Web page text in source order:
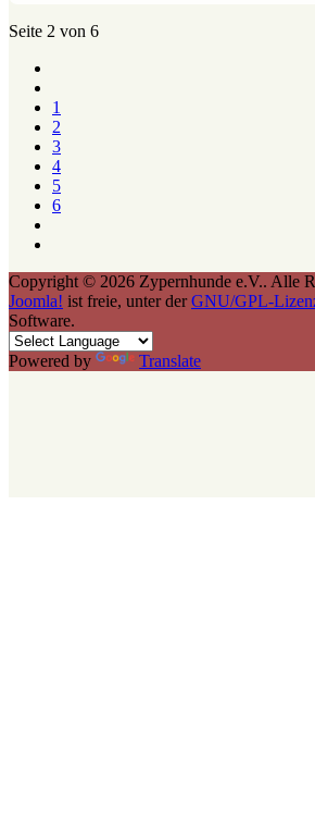
Seite 2 von 6
1
2
3
4
5
6
Copyright © 2026 Zypernhunde e.V.. Alle
Joomla! ist freie, unter derGNU/GPL-
Software.
Powered by Translate